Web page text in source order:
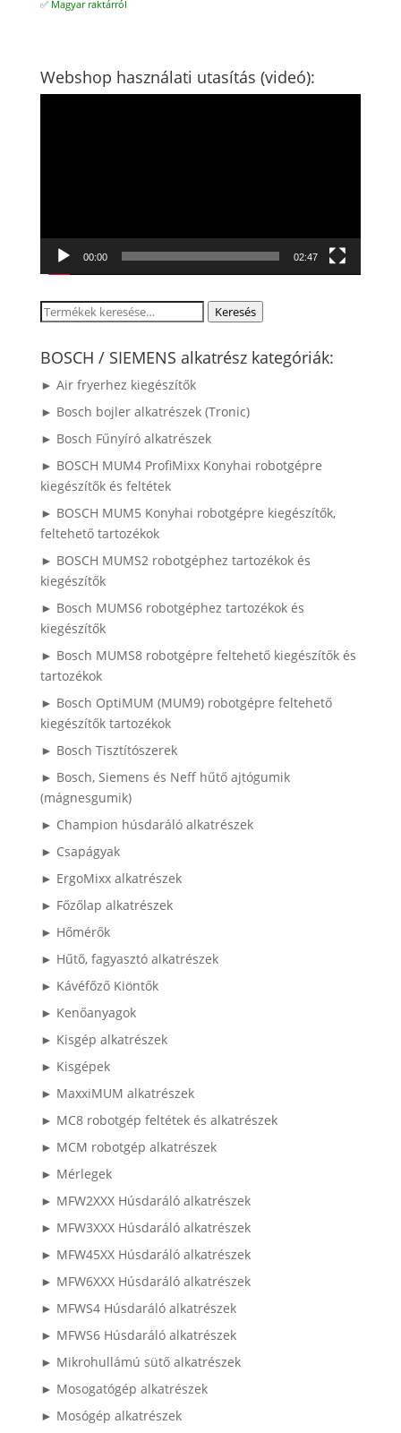
✅ Magyar raktárról
Webshop használati utasítás (videó):
00:00 02:47
Keresés
következőre:
Keresés
BOSCH / SIEMENS alkatrész kategóriák:
► Air fryerhez kiegészítők
► Bosch bojler alkatrészek (Tronic)
► Bosch Fűnyíró alkatrészek
► BOSCH MUM4 ProfiMixx Konyhai robotgépre
kiegészítők és feltétek
► BOSCH MUM5 Konyhai robotgépre kiegészítők,
feltehető tartozékok
► BOSCH MUMS2 robotgéphez tartozékok és
kiegészítők
► Bosch MUMS6 robotgéphez tartozékok és
kiegészítők
► Bosch MUMS8 robotgépre feltehető kiegészítők és
tartozékok
► Bosch OptiMUM (MUM9) robotgépre feltehető
kiegészítők tartozékok
► Bosch Tisztítószerek
► Bosch, Siemens és Neff hűtő ajtógumik
(mágnesgumik)
► Champion húsdaráló alkatrészek
► Csapágyak
► ErgoMixx alkatrészek
► Főzőlap alkatrészek
► Hőmérők
► Hűtő, fagyasztó alkatrészek
► Kávéfőző Kiöntők
► Kenőanyagok
► Kisgép alkatrészek
► Kisgépek
► MaxxiMUM alkatrészek
► MC8 robotgép feltétek és alkatrészek
► MCM robotgép alkatrészek
► Mérlegek
► MFW2XXX Húsdaráló alkatrészek
► MFW3XXX Húsdaráló alkatrészek
► MFW45XX Húsdaráló alkatrészek
► MFW6XXX Húsdaráló alkatrészek
► MFWS4 Húsdaráló alkatrészek
► MFWS6 Húsdaráló alkatrészek
► Mikrohullámú sütő alkatrészek
► Mosogatógép alkatrészek
► Mosógép alkatrészek